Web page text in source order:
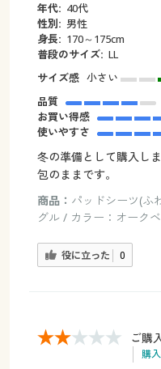
年代: 40代
性別: 男性
身長: 170～175cm
普段のサイズ: LL
サイズ感 小さい
品質
お買い得感
使いやすさ
冬の準備として購入し
包のままです。
商品： パッドシーツ(ふ
グル / カラー：オークベ
役に立った 0
ご購
購